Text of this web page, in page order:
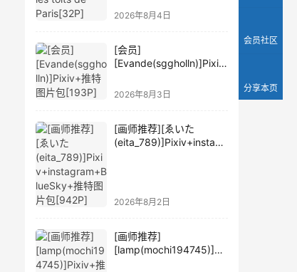
2026年8月4日
[会员]
[Evande(sggholln)]Pixiv
2026年8月3日
[画师推荐][ゑいた
(eita_789)]Pixiv+instagr
2026年8月2日
[画师推荐]
[lamp(mochi194745)]Pi
会员社区
分享本页